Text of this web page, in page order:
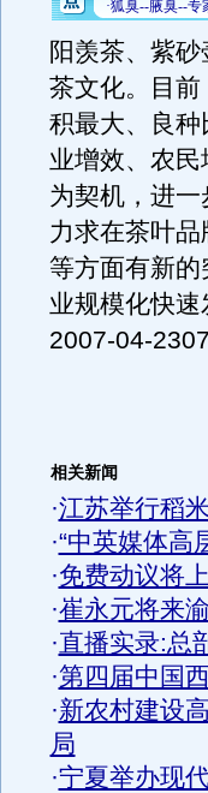
阳羡茶、紫
茶文化。目
积最大、良
业增效、农
为契机，进
力求在茶叶
等方面有新
业规模化快
2007-04-
相关新闻
·江苏举行稻
·“中英媒体高
·免费动议将
·崔永元将来
·直播实录:总
·第四届中国
·新农村建设
局
·宁夏举办现